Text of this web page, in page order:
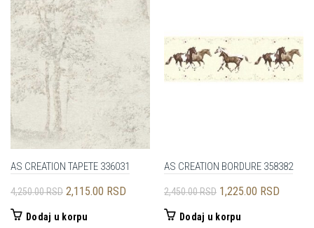
AS CREATION TAPETE 336031
4,250.00RSD Originalna
2,115.00 RSD
Dodaj u korpu
AS CREATION BORDURE 358382
2,450.00RSD Originalna
1,225.00 RSD
Dodaj u korpu